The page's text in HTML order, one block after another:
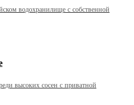
водохранилище с собственной
высоких сосен с приватной